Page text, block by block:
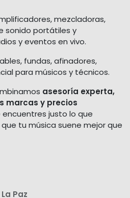
mezcladoras,
sonido portátiles y
y eventos en vivo.
fundas, afinadores,
para músicos y técnicos.
asesoría experta,
marcas y precios
justo lo que
que tu música suene mejor que
Paz